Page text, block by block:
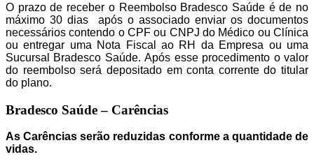
O prazo de receber o Reembolso Bradesco Saúde é de no
máximo 30 dias após o associado enviar os documentos
necessários contendo o CPF ou CNPJ do Médico ou Clínica
ou entregar uma Nota Fiscal ao RH da Empresa ou uma
Sucursal Bradesco Saúde. Após esse procedimento o valor
do reembolso será depositado em conta corrente do titular
do plano.
Bradesco Saúde – Carências
As Carências serão reduzidas conforme a quantidade de
vidas.